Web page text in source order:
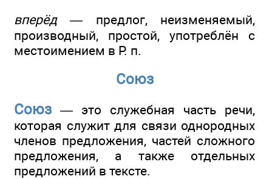
вперёд— предлог, неизменяемый,
производный, простой, употреблён с
местоимением в Р. п.
Союз
Союз — это служебная часть речи,
которая служит для связи однородных
членов предложения, частей сложного
предложения, а также отдельных
предложений в тексте.